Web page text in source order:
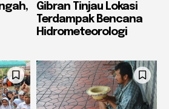
Gibran Tinjau Lokasi
Terdampak Bencana
Hidrometeorologi